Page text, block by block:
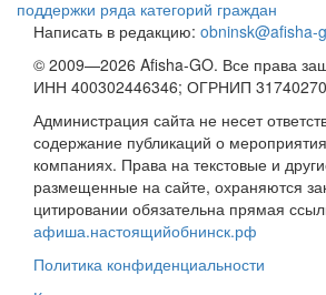
поддержки ряда категорий граждан
Написать в редакцию: obninsk@afisha-
© 2009—2026 Afisha-GO. Все права
ИНН 400302446346; ОГРНИП
Администрация сайта не несет
содержание публикаций о
компаниях. Права на текстовые и
размещенные на сайте, охраняются
цитировании обязательна прямая
афиша.настоящийобнинск.рф
Политика конфиденциальности